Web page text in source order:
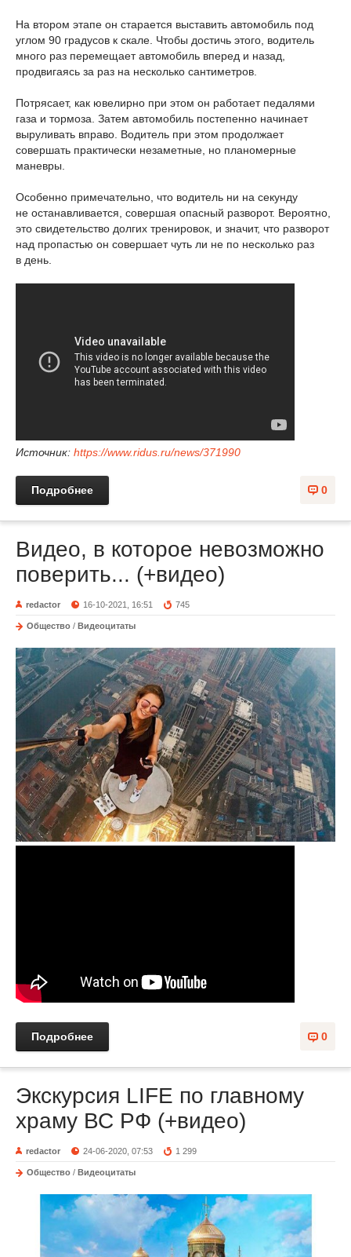
На втором этапе он старается выставить автомобиль под
углом 90 градусов к скале. Чтобы достичь этого, водитель
много раз перемещает автомобиль вперед и назад,
продвигаясь за раз на несколько сантиметров.
Потрясает, как ювелирно при этом он работает педалями
газа и тормоза. Затем автомобиль постепенно начинает
выруливать вправо. Водитель при этом продолжает
совершать практически незаметные, но планомерные
маневры.
Особенно примечательно, что водитель ни на секунду
не останавливается, совершая опасный разворот. Вероятно,
это свидетельство долгих тренировок, и значит, что разворот
над пропастью он совершает чуть ли не по несколько раз
в день.
Источник: https://www.ridus.ru/news/371990
0
Подробнее
Видео, в которое невозможно
поверить... (+видео)
redactor 16-10-2021, 16:51 745
Общество / Видеоцитаты
0
Подробнее
Экскурсия LIFE по главному
храму ВС РФ (+видео)
redactor 24-06-2020, 07:53 1 299
Общество / Видеоцитаты